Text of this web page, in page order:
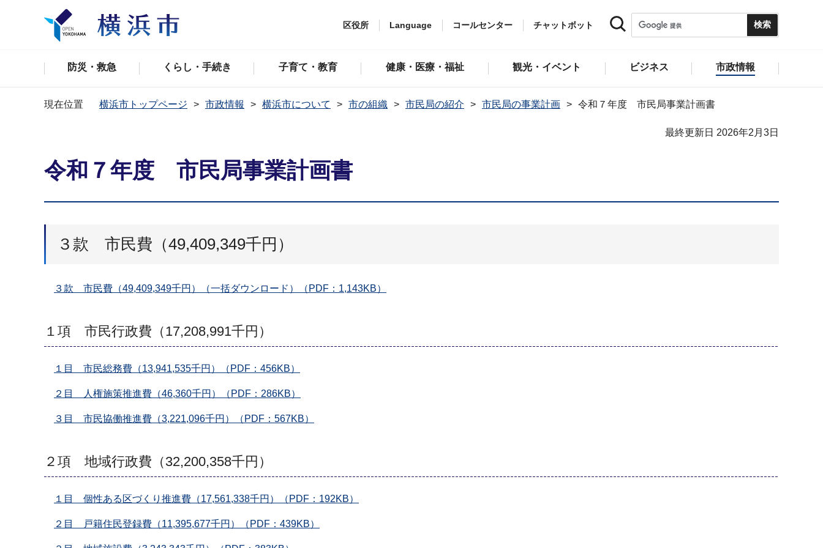
区役所 Language コールセンター チャットボット
防災・救急 くらし・手続き 子育て・教育 健康・医療・福祉 観光・イベント ビジネス 市政情報
現在位置 横浜市トップページ 市政情報 横浜市について 市の組織 市民局の紹介 市民局の事業計画 令和７年度 市民局事業計画書
最終更新日 2026年2月3日
令和７年度 市民局事業計画書
３款 市民費（49,409,349千円）
３款 市民費（49,409,349千円）（一括ダウンロード）（PDF：1,143KB）
１項 市民行政費（17,208,991千円）
１目 市民総務費（13,941,535千円）（PDF：456KB）
２目 人権施策推進費（46,360千円）（PDF：286KB）
３目 市民協働推進費（3,221,096千円）（PDF：567KB）
２項 地域行政費（32,200,358千円）
１目 個性ある区づくり推進費（17,561,338千円）（PDF：192KB）
２目 戸籍住民登録費（11,395,677千円）（PDF：439KB）